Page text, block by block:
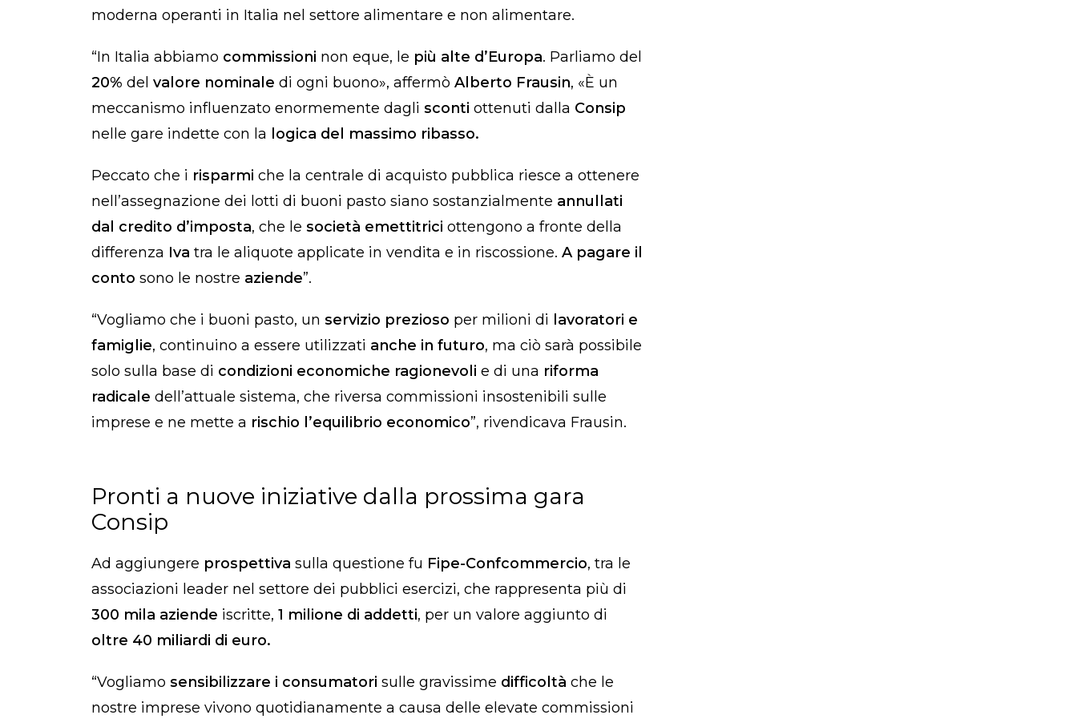
moderna operanti in Italia nel settore alimentare e non alimentare.
“In Italia abbiamo commissioni non eque, le più alte d’Europa. Parliamo del
20% del valore nominale di ogni buono», affermò Alberto Frausin, «È un
meccanismo influenzato enormemente dagli sconti ottenuti dalla Consip
nelle gare indette con la
logica del massimo ribasso.
Peccato che i risparmi che la centrale di acquisto pubblica riesce a ottenere
nell’assegnazione dei lotti di buoni pasto siano sostanzialmente annullati
dal credito d’imposta, che le società emettitrici ottengono a fronte della
differenza Iva tra le aliquote applicate in vendita e in riscossione. A pagare il
conto sono le nostre aziende”.
“Vogliamo che i buoni pasto, un servizio prezioso per milioni di
lavoratori e
famiglie, continuino a essere utilizzati anche in futuro, ma ciò sarà possibile
solo sulla base di condizioni economiche ragionevoli e di una riforma
radicale dell’attuale sistema, che riversa commissioni insostenibili sulle
imprese e ne mette a rischio l’equilibrio economico”, rivendicava Frausin.
Pronti a nuove iniziative dalla prossima gara
Consip
Ad aggiungere prospettiva sulla questione fu Fipe-Confcommercio, tra le
associazioni leader nel settore dei pubblici esercizi, che rappresenta più di
300 mila aziende iscritte, 1 milione di addetti, per un valore aggiunto di
oltre 40 miliardi di euro.
“Vogliamo sensibilizzare i consumatori sulle gravissime difficoltà che le
nostre imprese vivono quotidianamente a causa delle elevate commissioni